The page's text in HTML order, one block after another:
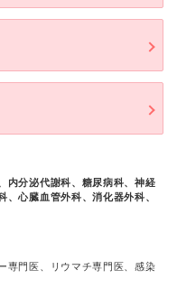
内分泌代謝科、糖尿病科、神経
、心臓血管外科、消化器外科、
専門医、リウマチ専門医、感染